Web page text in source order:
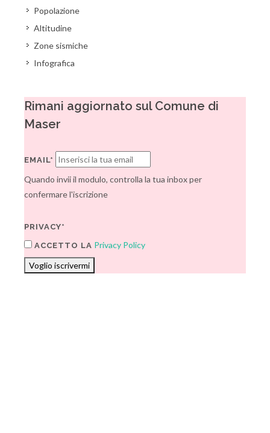
Popolazione
Altitudine
Zone sismiche
Infografica
Rimani aggiornato sul Comune di
Maser
EMAIL*
Quando invii il modulo, controlla la tua inbox per
confermare l'iscrizione
PRIVACY*
ACCETTO LA Privacy Policy
Voglio iscrivermi